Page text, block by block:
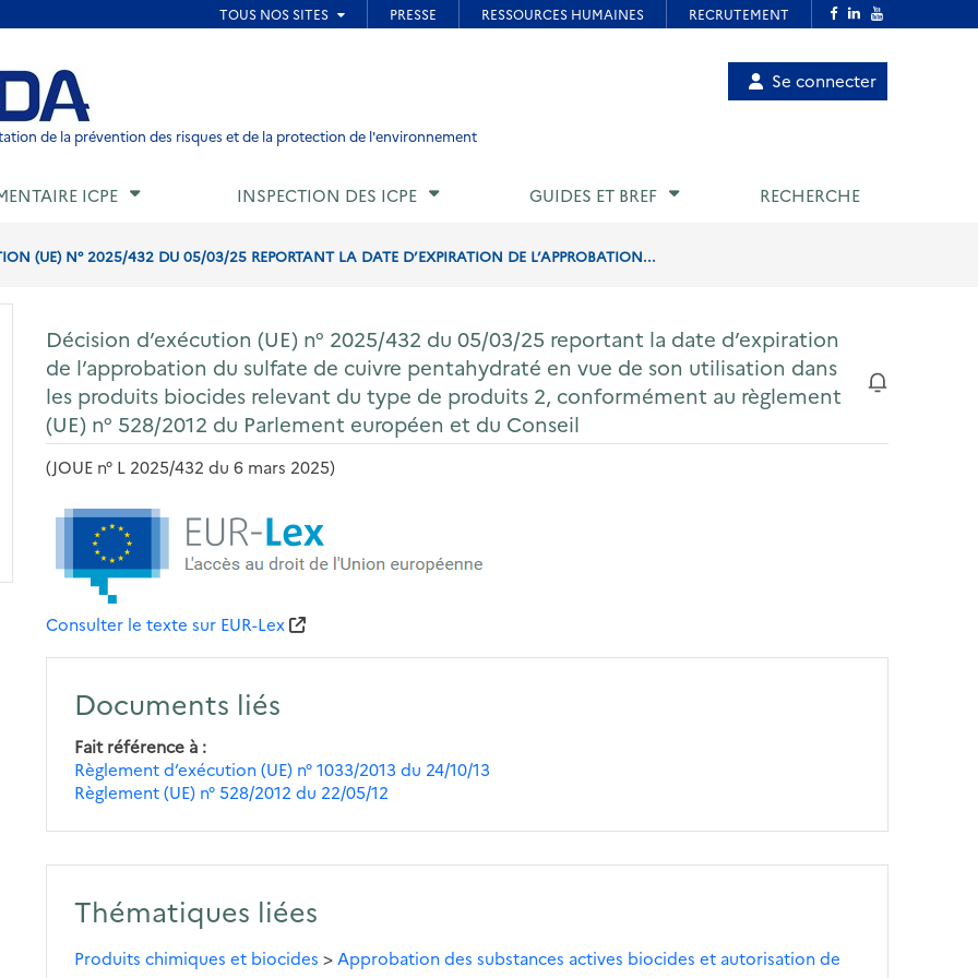
de page
de la prévention des risques et de la protection de l'environnement
Menu
utilisateur
Se connecter
ICPE INSPECTION DES ICPE GUIDES ET BREF RECHERCHE
(UE) N° 2025/432 DU 05/03/25 REPORTANT LA DATE D’EXPIRATION DE L’APPROBATION...
Décision d’exécution (UE) n° 2025/432 du 05/03/25 reportant la date d’expiration
de l’approbation du sulfate de cuivre pentahydraté en vue de son utilisation dans
les produits biocides relevant du type de produits 2, conformément au règlement
(UE) n° 528/2012 du Parlement européen et du Conseil
(JOUE n° L 2025/432 du 6 mars 2025)
Consulter le texte sur EUR-Lex
Documents liés
Fait référence à
Règlement d’exécution (UE) n° 1033/2013 du 24/10/13
Règlement (UE) n° 528/2012 du 22/05/12
Thématiques liées
Produits chimiques et biocides > Approbation des substances actives biocides et autorisation de